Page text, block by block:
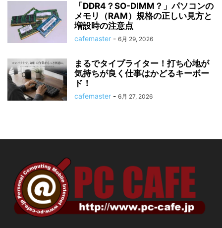
「DDR4？SO-DIMM？」パソコンの
メモリ（RAM）規格の正しい見方と
増設時の注意点
cafemaster - 6月 29, 2026
まるでタイプライター！打ち心地が
気持ちが良く仕事はかどるキーボー
ド！
cafemaster - 6月 27, 2026